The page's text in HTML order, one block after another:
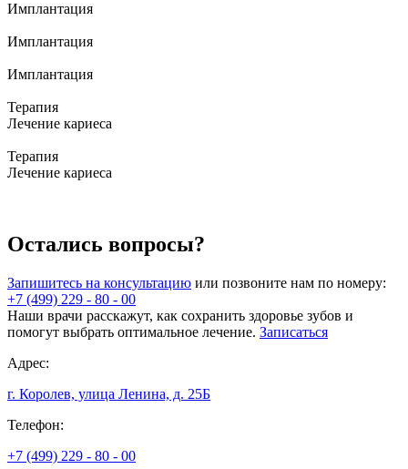
Имплантация
Имплантация
Имплантация
Терапия
Лечение кариеса
Терапия
Лечение кариеса
Остались вопросы?
Запишитесь на консультацию или позвоните нам по номеру:
+7 (499) 229 - 80 - 00
Наши врачи расскажут, как сохранить здоровье зубов и
помогут выбрать оптимальное лечение. Записаться
Адрес:
г. Королев, улица Ленина, д. 25Б
Телефон:
+7 (499) 229 - 80 - 00